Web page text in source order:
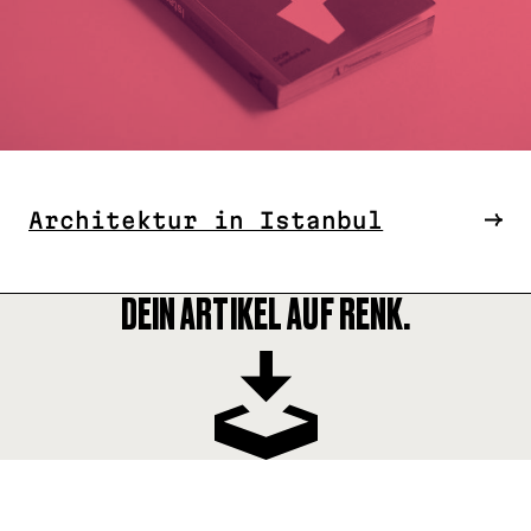
Architektur in Istanbul
DEIN ARTIKEL AUF RENK.